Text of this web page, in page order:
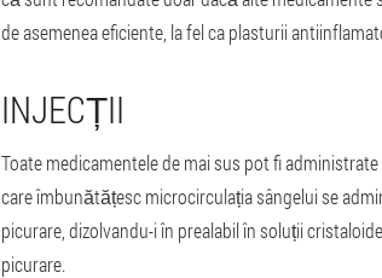
de asemenea eficiente, la fel ca plasturii
INJECȚII
Toate medicamentele de mai sus pot fi
care îmbunătățesc microcirculația sângelui se
picurare, dizolvandu-i în prealabil în soluții
picurare.